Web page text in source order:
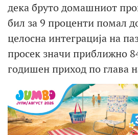
дека бруто домашниот
бил за 9 проценти помал
целосна интеграција на
просек значи приближно
годишен приход по глава